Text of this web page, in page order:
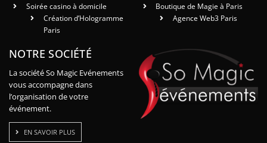
Soirée casino à domicile
Création d’Hologramme
Paris
Boutique de Magie à Paris
Agence Web3 Paris
NOTRE SOCIÉTÉ
La société So Magic Evénements
vous accompagne dans
l’organisation de votre
événement.
EN SAVOIR PLUS